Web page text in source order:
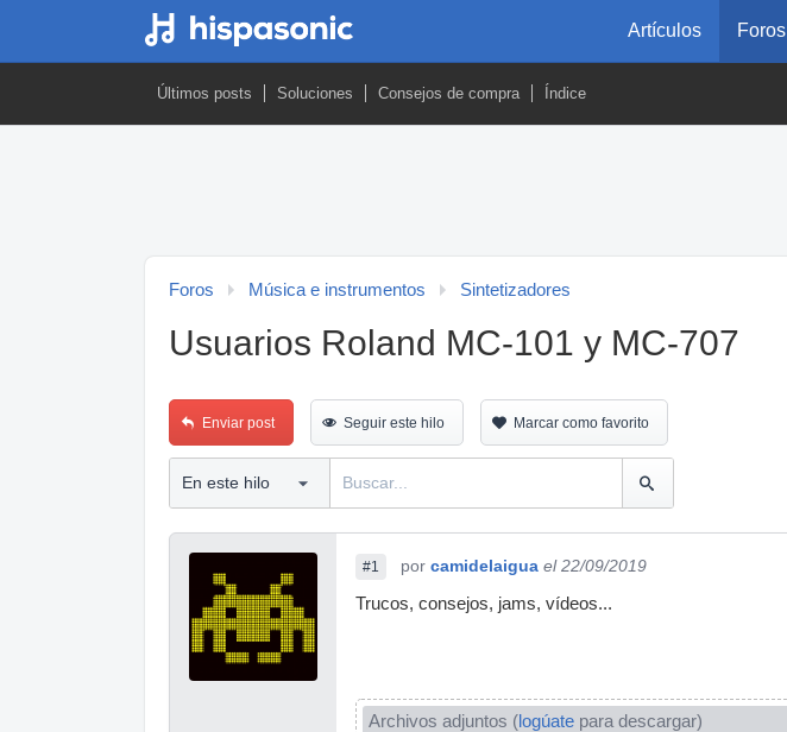
Artículos Foros
Últimos posts Soluciones Consejos de compra Índice
Foros Música e instrumentos Sintetizadores
Usuarios Roland MC-101 y MC-707
Enviar post Seguir este hilo Marcar como favorito
#1 por camidelaigua el 22/09/2019
Trucos, consejos, jams, vídeos...
Archivos adjuntos (logúate para descargar)